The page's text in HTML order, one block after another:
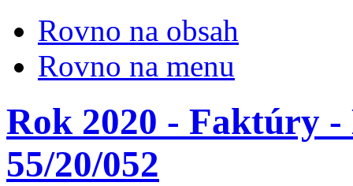
Rovno na obsah
Rovno na menu
Rok 2020 - Faktúry
55/20/052